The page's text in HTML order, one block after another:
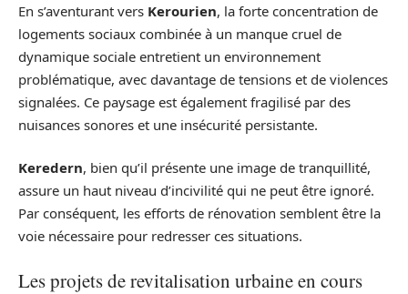
En s’aventurant vers Kerourien, la forte concentration de
logements sociaux combinée à un manque cruel de
dynamique sociale entretient un environnement
problématique, avec davantage de tensions et de violences
signalées. Ce paysage est également fragilisé par des
nuisances sonores et une insécurité persistante.
Keredern, bien qu’il présente une image de tranquillité,
assure un haut niveau d’incivilité qui ne peut être ignoré.
Par conséquent, les efforts de rénovation semblent être la
voie nécessaire pour redresser ces situations.
Les projets de revitalisation urbaine en cours